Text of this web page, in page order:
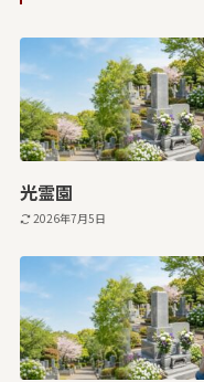
光霊園
2026年7月5日